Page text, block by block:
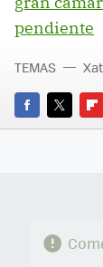
pendiente
FACEBOOK
TWITTER
TEMAS